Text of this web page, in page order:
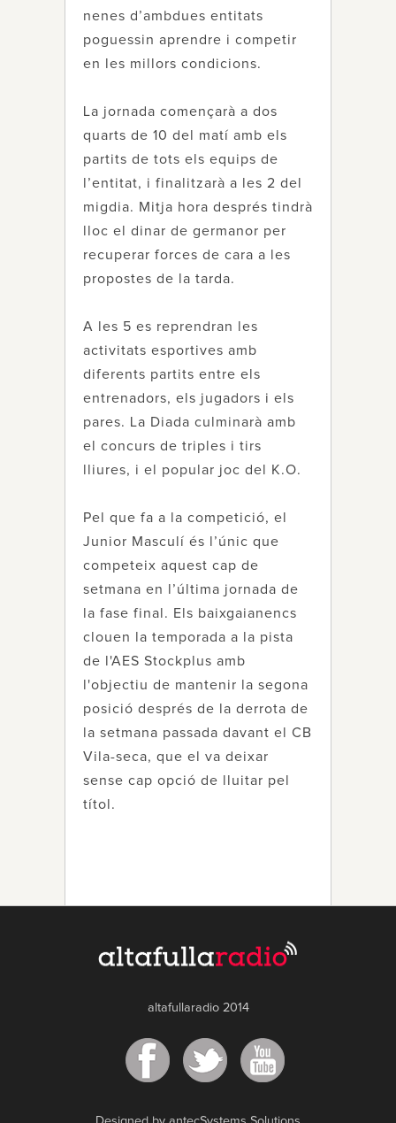
nenes d’ambdues entitats
poguessin aprendre i competir
en les millors condicions.
La jornada començarà a dos
quarts de 10 del matí amb els
partits de tots els equips de
l’entitat, i finalitzarà a les 2 del
migdia. Mitja hora després tindrà
lloc el dinar de germanor per
recuperar forces de cara a les
propostes de la tarda.
A les 5 es reprendran les
activitats esportives amb
diferents partits entre els
entrenadors, els jugadors i els
pares. La Diada culminarà amb
el concurs de triples i tirs
lliures, i el popular joc del K.O.
Pel que fa a la competició, el
Junior Masculí és l’únic que
competeix aquest cap de
setmana en l’última jornada de
la fase final. Els baixgaianencs
clouen la temporada a la pista
de l'AES Stockplus amb
l'objectiu de mantenir la segona
posició després de la derrota de
la setmana passada davant el CB
Vila-seca, que el va deixar
sense cap opció de lluitar pel
títol.
altafullaradio 2014